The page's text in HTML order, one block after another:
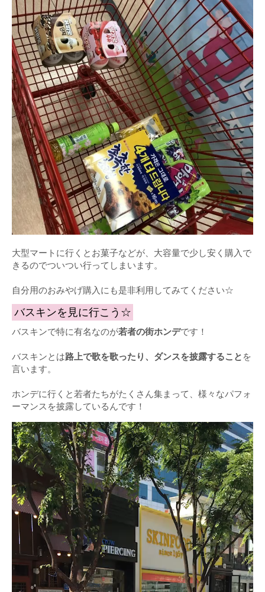
大型マートに行くとお菓子などが、大容量で少し安く購入で
きるのでついつい行ってしまいます。
自分用のおみやげ購入にも是非利用してみてください☆
バスキンを見に行こう☆
バスキンで特に有名なのが若者の街ホンデです！
バスキンとは路上で歌を歌ったり、ダンスを披露すること を
言います。
ホンデに行くと若者たちがたくさん集まって、様々なパフォ
ーマンスを披露しているんです！